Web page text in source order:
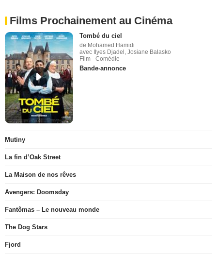
Films Prochainement au Cinéma
Tombé du ciel
de Mohamed Hamidi
avec Ilyes Djadel, Josiane Balasko
Film - Comédie
Bande-annonce
Mutiny
La fin d’Oak Street
La Maison de nos rêves
Avengers: Doomsday
Fantômas – Le nouveau monde
The Dog Stars
Fjord